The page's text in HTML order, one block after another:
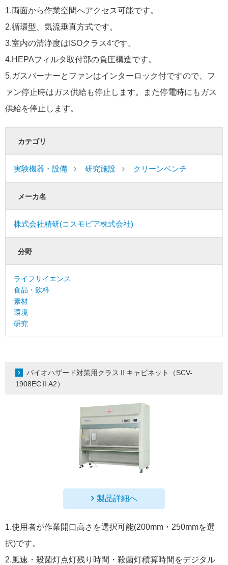
1.両面から作業空間へアクセス可能です。
2.循環型、気流垂直方式です。
3.室内の清浄度はISOクラス4です。
4.HEPAフィルタ取付部の負圧構造です。
5.ガスバーナーとファンはインターロック付ですので、フ
ァン停止時はガス供給も停止します。また停電時にもガス
供給を停止します。
カテゴリ
実験機器・設備 研究施設 クリーンベンチ
メーカ名
株式会社精研(コスモピア株式会社)
分野
ライフサイエンス
食品・飲料
素材
環境
研究
バイオハザード対策用クラスⅡキャビネット（SCV-
1908ECⅡA2）
製品詳細へ
1.使用者が作業開口高さを選択可能(200mm・250mmを選
択)です。
2.風速・殺菌灯点灯残り時間・殺菌灯積算時間をデジタル